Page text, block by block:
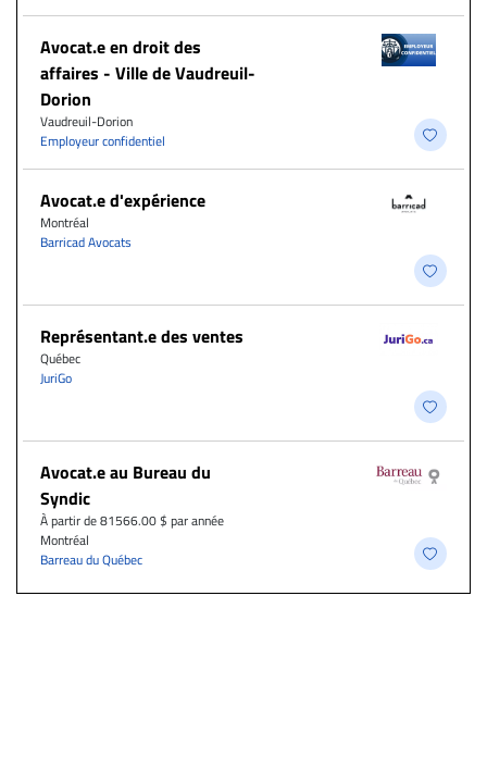
Avocat.e en droit des
affaires - Ville de Vaudreuil-
Dorion
Vaudreuil-Dorion
Employeur confidentiel
Avocat.e d'expérience
Montréal
Barricad Avocats
Représentant.e des ventes
Québec
JuriGo
Avocat.e au Bureau du
Syndic
À partir de 81566.00 $ par année
Montréal
Barreau du Québec